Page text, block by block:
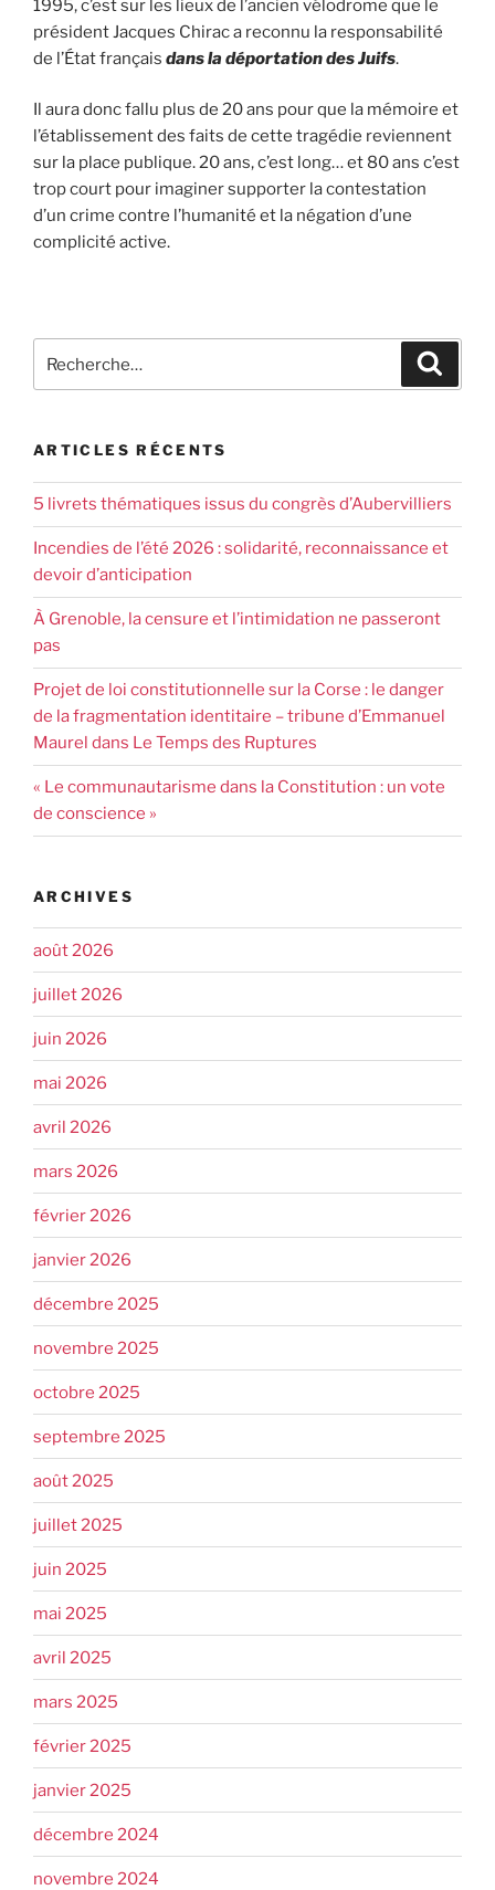
1995, c’est sur les lieux de l’ancien vélodrome que le
président Jacques Chirac a reconnu la responsabilité
de l’État français dans la déportation des Juifs.
Il aura donc fallu plus de 20 ans pour que la mémoire et
l’établissement des faits de cette tragédie reviennent
sur la place publique. 20 ans, c’est long… et 80 ans c’est
trop court pour imaginer supporter la contestation
d’un crime contre l’humanité et la négation d’une
complicité active.
ARTICLES RÉCENTS
5 livrets thématiques issus du congrès d’Aubervilliers
Incendies de l’été 2026 : solidarité, reconnaissance et
devoir d’anticipation
À Grenoble, la censure et l’intimidation ne passeront
pas
Projet de loi constitutionnelle sur la Corse : le danger
de la fragmentation identitaire – tribune d’Emmanuel
Maurel dans Le Temps des Ruptures
« Le communautarisme dans la Constitution : un vote
de conscience »
ARCHIVES
août 2026
juillet 2026
juin 2026
mai 2026
avril 2026
mars 2026
février 2026
janvier 2026
décembre 2025
novembre 2025
octobre 2025
septembre 2025
août 2025
juillet 2025
juin 2025
mai 2025
avril 2025
mars 2025
février 2025
janvier 2025
décembre 2024
novembre 2024